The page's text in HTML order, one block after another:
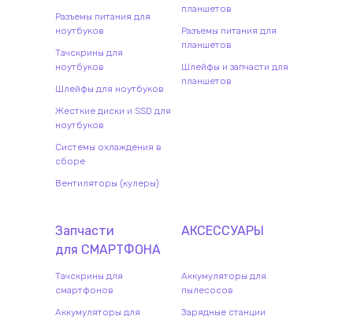
Разъемы питания для
ноутбуков
Тачскрины для
ноутбуков
Шлейфы для ноутбуков
Жесткие диски и SSD для
ноутбуков
Системы охлаждения в
сборе
Вентиляторы (кулеры)
планшетов
Разъемы питания для
планшетов
Шлейфы и запчасти для
планшетов
Запчасти
для СМАРТФОНА
Тачскрины для
смартфонов
Аккумуляторы для
АКСЕССУАРЫ
Аккумуляторы для
пылесосов
Зарядные станции